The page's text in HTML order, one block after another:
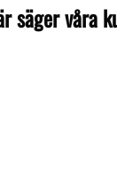
säger våra